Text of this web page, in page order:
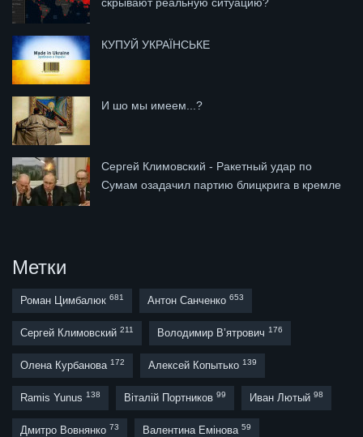
скрывают реальную ситуацию?
КУПУЙ УКРАЇНСЬКЕ
И шо мы имеем...?
Сергей Климовский - Ракетный удар по
Сумам озадачил партию блицкрига в кремле
Метки
Роман Цимбалюк 681 Антон Санченко 653
Сергей Климовский 211 Володимир В’ятрович 176
Олена Курбанова 172 Алексей Копытько 139
Ramis Yunus 138 Віталій Портников 99 Иван Лютый 98
Дмитро Вовнянко 73 Валентина Емінова 59